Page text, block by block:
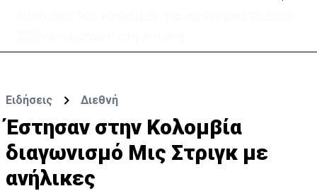
Ειδήσεις Διεθνή
Έστησαν στην Κολομβία
διαγωνισμό Μις Στριγκ με
ανήλικες